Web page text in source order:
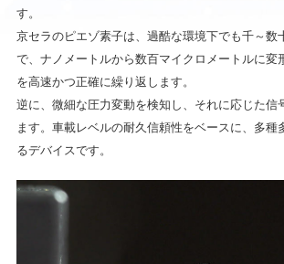
す。
京セラのピエゾ素子は、過酷な環境下でも千～数
で、 ナノメートルから数百マイクロメートルに変
を高速かつ正確に繰り返します。
逆に、微細な圧力変動を検知し、それに応じた信
ます。 車載レベルの耐久信頼性をベースに、多種
るデバイスです。